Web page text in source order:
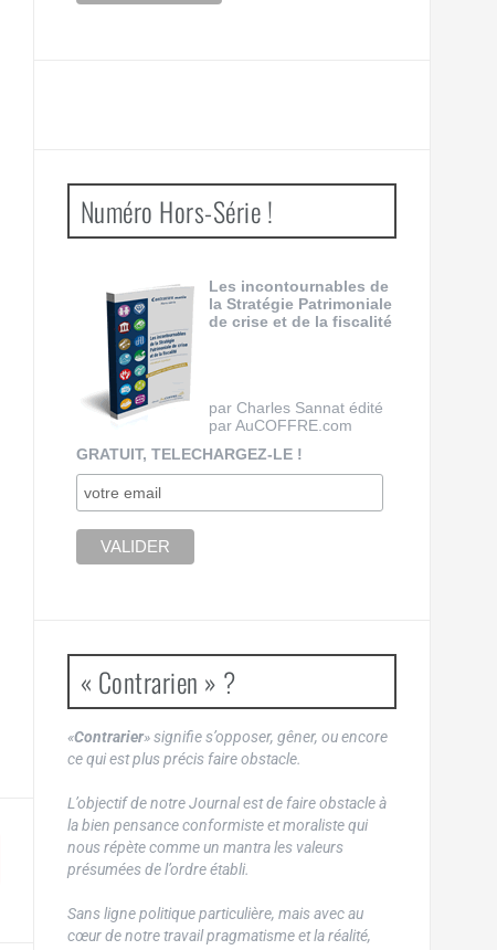
Numéro Hors-Série !
Les incontournables de
la Stratégie Patrimoniale
de crise et de la fiscalité
par Charles Sannat édité
par AuCOFFRE.com
GRATUIT, TELECHARGEZ-LE !
« Contrarien » ?
«Contrarier» signifie s’opposer, gêner, ou encore
ce qui est plus précis faire obstacle.
L’objectif de notre Journal est de faire obstacle à
la bien pensance conformiste et moraliste qui
nous répète comme un mantra les valeurs
présumées de l’ordre établi.
Sans ligne politique particulière, mais avec au
cœur de notre travail pragmatisme et la réalité,